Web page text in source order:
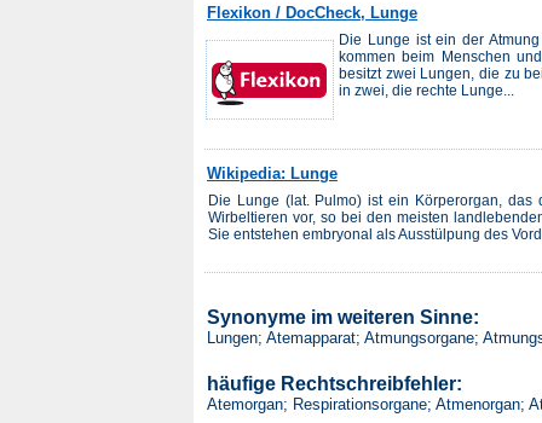
Flexikon / DocCheck, Lunge
Die Lunge ist ein der
kommen beim Menschen
besitzt zwei Lungen, die zu
in zwei, die rechte Lunge...
Wikipedia: Lunge
Die Lunge (lat. Pulmo) ist ein Körperorgan,
Wirbeltieren vor, so bei den meisten
Sie entstehen embryonal als Ausstülpung des
Synonyme im weiteren Sinne:
Lungen; Atemapparat; Atmungsorgane;
häufige Rechtschreibfehler:
Atemorgan; Respirationsorgane; Atmenorgan;